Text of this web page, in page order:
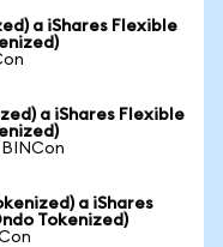
a iShares Flexible
a iShares Flexible
a iShares
Tokenized)